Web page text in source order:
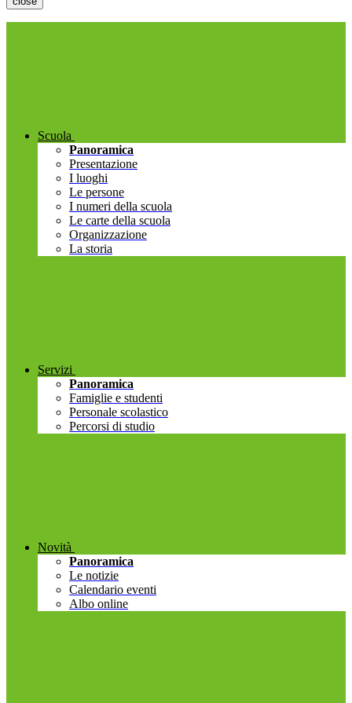
Scuola
Panoramica
Presentazione
I luoghi
Le persone
I numeri della scuola
Le carte della scuola
Organizzazione
La storia
Servizi
Panoramica
Famiglie e studenti
Personale scolastico
Percorsi di studio
Novità
Panoramica
Le notizie
Calendario eventi
Albo online